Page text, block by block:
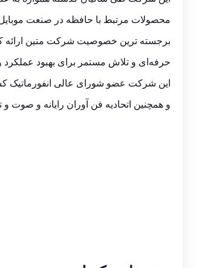
محصولات مرتبط با حافظه در صنعت
برجسته ترین خصوصیت شرکت متین ارائه
حرفه‌ای و تلاش مستمر برای بهبود
این شرکت عضو شورای عالی انفورماتیک
و همچنین اتحادیه فن آوران رایانه و صوت